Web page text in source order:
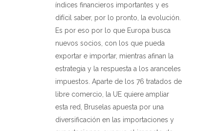
índices financieros importantes y es
difícil saber, por lo pronto, la evolución.
Es por eso por lo que Europa busca
nuevos socios, con los que pueda
exportar e importar, mientras afinan la
estrategia y la respuesta a los aranceles
impuestos. Aparte de los 76 tratados de
libre comercio, la UE quiere ampliar
esta red, Bruselas apuesta por una
diversificación en las importaciones y